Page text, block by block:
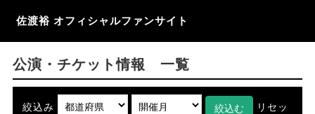
佐渡裕 オフィシャルファンサイト
公演・チケット情報 一覧
絞込み
リセッ